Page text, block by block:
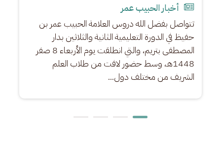
أخبار الحبيب عمر
​تتواصل بفضل الله دروس العلامة الحبيب عمر بن
حفيظ في الدورة التعليمية الثانية والثلاثين بدار
المصطفى بتريم، والتي انطلقت يوم الأربعاء 8 صفر
1448هـ، وسط حضور لافت من طلاب العلم
الشريف من مختلف دول...